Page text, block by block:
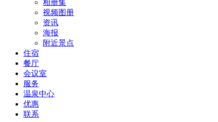
相册集
视频图册
资讯
海报
附近景点
住宿
餐厅
会议室
服务
温泉中心
优惠
联系